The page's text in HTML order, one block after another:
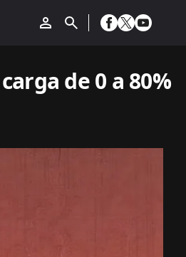
de 0 a 80%